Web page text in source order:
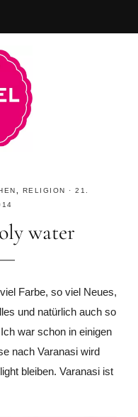
RELIGION ·21.
water
Farbe, so viel Neues,
und natürlich auch so
war schon in einigen
nach Varanasi wird
bleiben. Varanasi ist